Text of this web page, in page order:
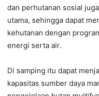
dan perhutanan sosial
utama, sehingga dapat
kehutanan dengan
energi serta air.
Di samping itu dapat
kapasitas sumber daya